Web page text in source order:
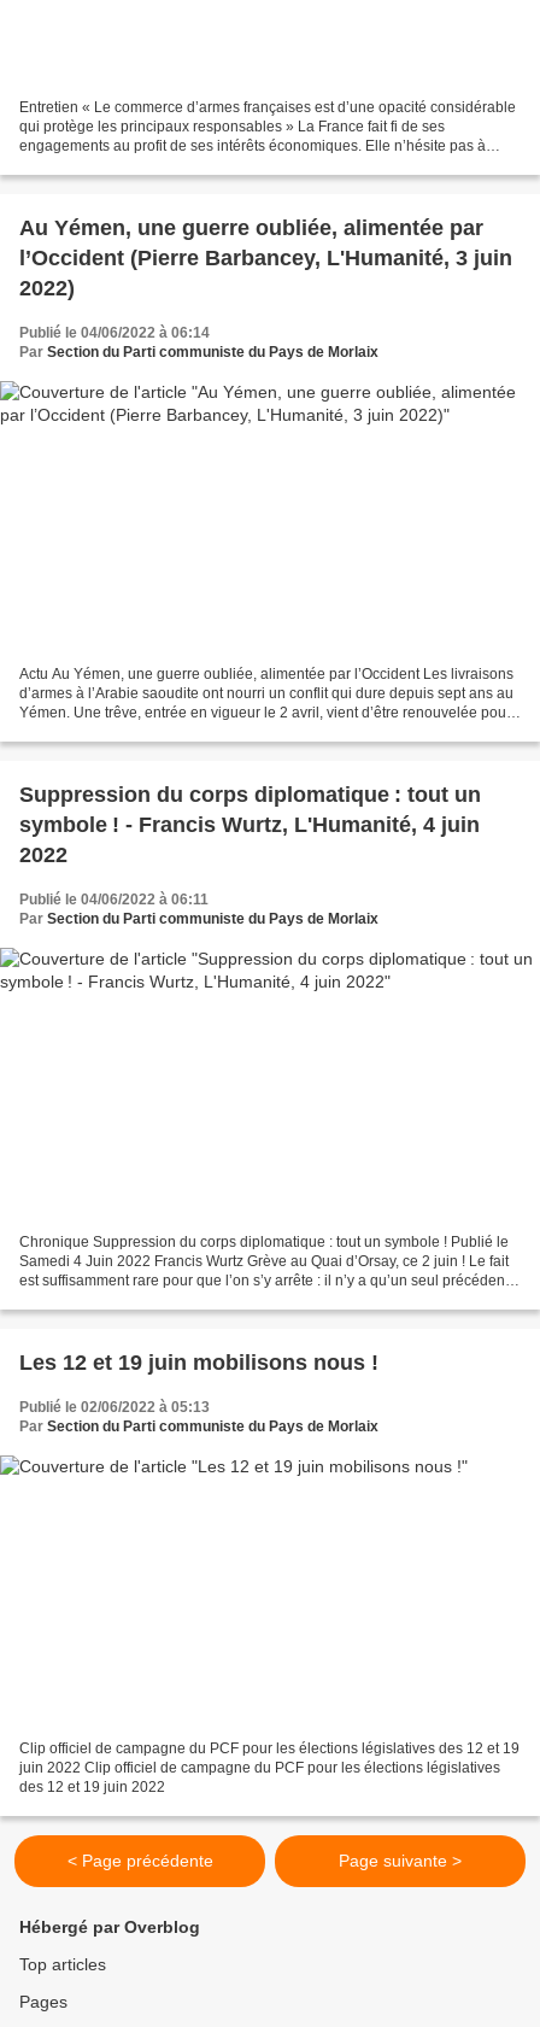
Entretien « Le commerce d’armes françaises est d’une opacité considérable
qui protège les principaux responsables » La France fait fi de ses
engagements au profit de ses intérêts économiques. Elle n’hésite pas à
Au Yémen, une guerre oubliée, alimentée par
l’Occident (Pierre Barbancey, L'Humanité, 3 juin
2022)
Publié le 04/06/2022 à 06:14
Par Section du Parti communiste du Pays de Morlaix
Actu Au Yémen, une guerre oubliée, alimentée par l’Occident Les livraisons
d’armes à l’Arabie saoudite ont nourri un conflit qui dure depuis sept ans au
Yémen. Une trêve, entrée en vigueur le 2 avril, vient d’être renouvelée pour
Suppression du corps diplomatique : tout un
symbole ! - Francis Wurtz, L'Humanité, 4 juin
2022
Publié le 04/06/2022 à 06:11
Par Section du Parti communiste du Pays de Morlaix
Chronique Suppression du corps diplomatique : tout un symbole ! Publié le
Samedi 4 Juin 2022 Francis Wurtz Grève au Quai d’Orsay, ce 2 juin ! Le fait
est suffisamment rare pour que l’on s’y arrête : il n’y a qu’un seul précédent
Les 12 et 19 juin mobilisons nous !
Publié le 02/06/2022 à 05:13
Par Section du Parti communiste du Pays de Morlaix
Clip officiel de campagne du PCF pour les élections législatives des 12 et 19
juin 2022 Clip officiel de campagne du PCF pour les élections législatives
des 12 et 19 juin 2022
< Page précédente Page suivante >
Hébergé par Overblog
Top articles
Pages